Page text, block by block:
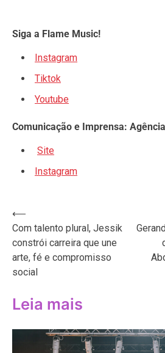
Siga a Flame Music!
Instagram
Tiktok
Youtube
Comunicação e Imprensa:
Site
Instagram
Navegação
de
Post
⟵
Com talento plural, Jessik
constrói carreira que une
arte, fé e compromisso
social
Leia mais